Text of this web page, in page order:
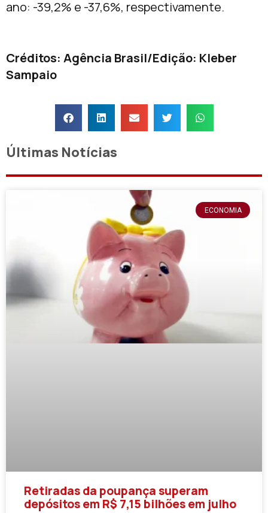
ano: -39,2% e -37,6%, respectivamente.
Créditos: Agência Brasil/Edição: Kleber
Sampaio
Últimas Notícias
ECONOMIA
Retiradas da poupança superam
depósitos em R$ 7,15 bilhões em julho